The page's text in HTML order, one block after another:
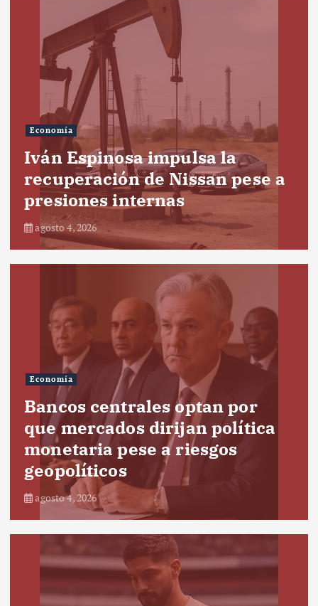
Economía
Iván Espinosa impulsa la
recuperación de Nissan pese a
presiones internas
agosto 4, 2026
Economía
Bancos centrales optan por
que mercados dirijan política
monetaria pese a riesgos
geopolíticos
agosto 4, 2026